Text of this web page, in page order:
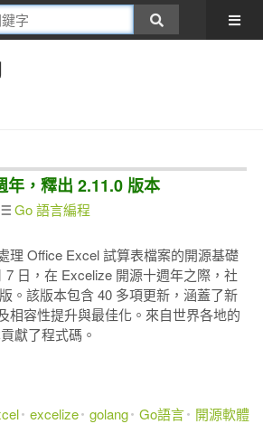
，釋出 2.11.0 版本
Go 語言編程
理 Office Excel 試算表檔案的開源基礎
7 日，在 Excelize 開源十週年之際，社
。該版本包含 40 多項更新，涵蓋了新
相容性提升與最佳化。來自世界各地的
獻了程式碼。
excelize golang Go語言
開源軟體